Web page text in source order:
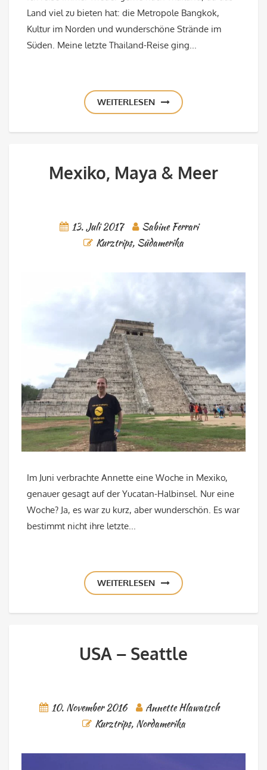
Land viel zu bieten hat: die Metropole Bangkok,
Kultur im Norden und wunderschöne Strände im
Süden. Meine letzte Thailand-Reise ging...
WEITERLESEN
Mexiko, Maya & Meer
13. Juli 2017
Sabine Ferrari
Kurztrips, Südamerika
Im Juni verbrachte Annette eine Woche in Mexiko,
genauer gesagt auf der Yucatan-Halbinsel. Nur eine
Woche? Ja, es war zu kurz, aber wunderschön. Es war
bestimmt nicht ihre letzte...
WEITERLESEN
USA – Seattle
10. November 2016
Annette Hlawatsch
Kurztrips, Nordamerika